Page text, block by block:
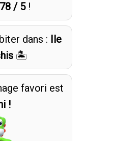
/ 5!
dans : Ile
🏝️
favori est
!